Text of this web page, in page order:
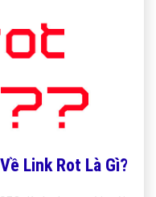
Link Rot Là Gì?